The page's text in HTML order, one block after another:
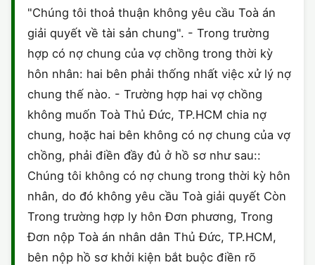
"Chúng tôi thoả thuận không yêu cầu Toà án
giải quyết về tài sản chung". - Trong trường
hợp có nợ chung của vợ chồng trong thời kỳ
hôn nhân: hai bên phải thống nhất việc xử lý nợ
chung thế nào. - Trường hợp hai vợ chồng
không muốn Toà Thủ Đức, TP.HCM chia nợ
chung, hoặc hai bên không có nợ chung của vợ
chồng, phải điền đầy đủ ở hồ sơ như sau::
Chúng tôi không có nợ chung trong thời kỳ hôn
nhân, do đó không yêu cầu Toà giải quyết Còn
Trong trường hợp ly hôn Đơn phương, Trong
Đơn nộp Toà án nhân dân Thủ Đức, TP.HCM,
bên nộp hồ sơ khởi kiện bắt buộc điền rõ